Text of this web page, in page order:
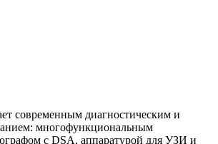
современным диагностическим и
многофункциональным
с DSA, аппаратурой для УЗИ и